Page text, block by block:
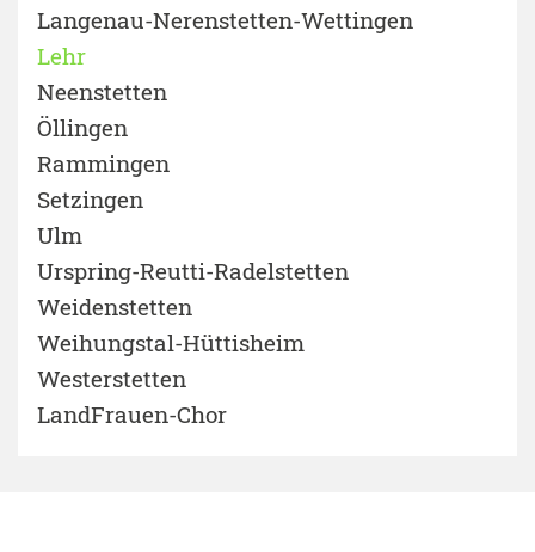
Langenau-Nerenstetten-Wettingen
Lehr
Neenstetten
Öllingen
Rammingen
Setzingen
Ulm
Urspring-Reutti-Radelstetten
Weidenstetten
Weihungstal-Hüttisheim
Westerstetten
LandFrauen-Chor